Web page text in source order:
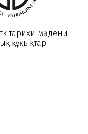
тарихи-мәдени
құқықтар